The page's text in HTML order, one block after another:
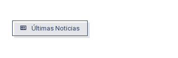
Últimas Noticias